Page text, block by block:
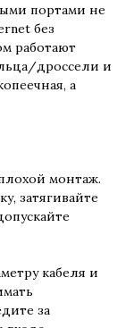
портами не
без
работают
дроссели и
а
монтаж.
затягивайте
кабеля и
за